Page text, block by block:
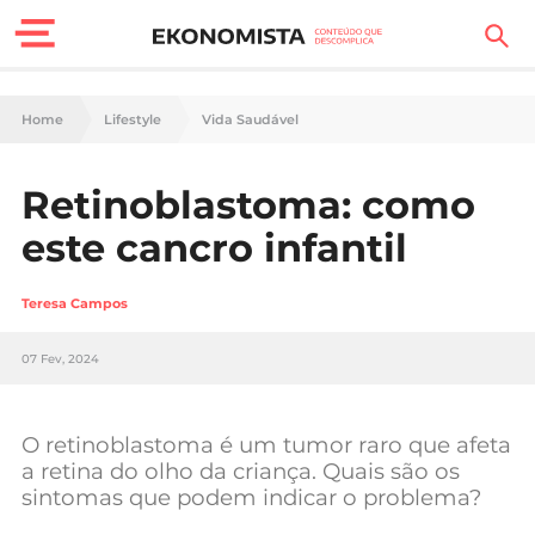
Finanças Pessoais
Carreira
Tecnologia
Negócios
Home Lifestyle Vida Saudável
Retinoblastoma: como
este cancro infantil
Teresa Campos
07 Fev, 2024
O retinoblastoma é um tumor raro que afeta
a retina do olho da criança. Quais são os
sintomas que podem indicar o problema?